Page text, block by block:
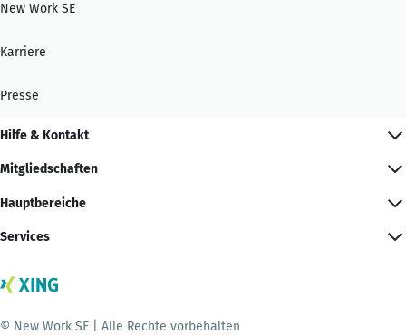
New Work SE
Karriere
Presse
Hilfe & Kontakt
Mitgliedschaften
Hauptbereiche
Services
© New Work SE | Alle Rechte vorbehalten